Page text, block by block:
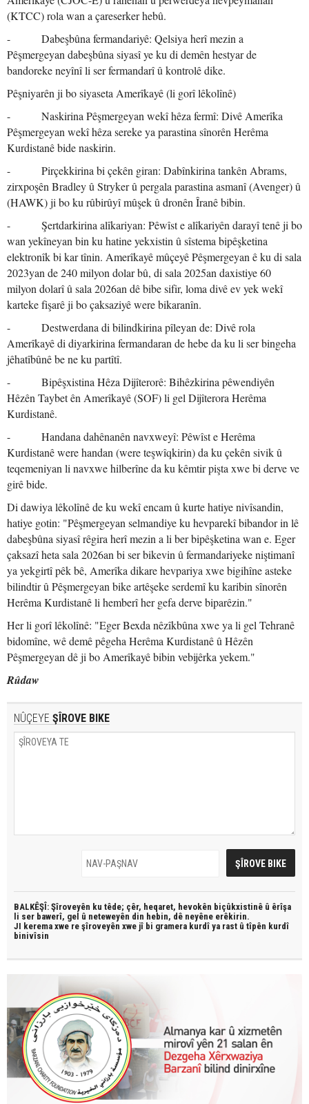
(KTCC) rola wan a çareserker hebû.
- Dabeşbûna fermandariyê: Qelsiya herî mezin a
Pêşmergeyan dabeşbûna siyasî ye ku di demên hestyar de
bandoreke neyînî li ser fermandarî û kontrolê dike.
Pêşniyarên ji bo siyaseta Amerîkayê (li gorî lêkolînê)
- Naskirina Pêşmergeyan wekî hêza fermî: Divê Amerîka
Pêşmergeyan wekî hêza sereke ya parastina sînorên Herêma
Kurdistanê bide naskirin.
- Pirçekkirina bi çekên giran: Dabînkirina tankên Abrams,
zirxpoşên Bradley û Stryker û pergala parastina asmanî (Avenger) û
(HAWK) ji bo ku rûbirûyî mûşek û dronên Îranê bibin.
- Şertdarkirina alîkariyan: Pêwîst e alîkariyên darayî tenê ji bo
wan yekîneyan bin ku hatine yekxistin û sîstema bipêşketina
elektronîk bi kar tînin. Amerîkayê mûçeyê Pêşmergeyan ê ku di sala
2023yan de 240 milyon dolar bû, di sala 2025an daxistiye 60
milyon dolarî û sala 2026an dê bibe sifir, loma divê ev yek wekî
karteke fişarê ji bo çaksaziyê were bikaranîn.
- Destwerdana di bilindkirina pîleyan de: Divê rola
Amerîkayê di diyarkirina fermandaran de hebe da ku li ser bingeha
jêhatîbûnê be ne ku partîtî.
- Bipêşxistina Hêza Dijîterorê: Bihêzkirina pêwendiyên
Hêzên Taybet ên Amerîkayê (SOF) li gel Dijîterora Herêma
Kurdistanê.
- Handana dahênanên navxweyî: Pêwîst e Herêma
Kurdistanê were handan (were teşwîqkirin) da ku çekên sivik û
teqemeniyan li navxwe hilberîne da ku kêmtir pişta xwe bi derve ve
girê bide.
Di dawiya lêkolînê de ku wekî encam û kurte hatiye nivîsandin,
hatiye gotin: "Pêşmergeyan selmandiye ku hevparekî bibandor in lê
dabeşbûna siyasî rêgira herî mezin a li ber bipêşketina wan e. Eger
çaksazî heta sala 2026an bi ser bikevin û fermandariyeke niştimanî
ya yekgirtî pêk bê, Amerîka dikare hevpariya xwe bigihîne asteke
bilindtir û Pêşmergeyan bike artêşeke serdemî ku karibin sînorên
Herêma Kurdistanê li hemberî her gefa derve biparêzin."
Her li gorî lêkolînê: "Eger Bexda nêzîkbûna xwe ya li gel Tehranê
bidomîne, wê demê pêgeha Herêma Kurdistanê û Hêzên
Pêşmergeyan dê ji bo Amerîkayê bibin vebijêrka yekem."
Rûdaw
NÛÇEYE ŞÎROVE BIKE
BALKÊŞÎ: Şîroveyên ku têde; çêr, heqaret, hevokên biçûkxistinê û êrîşa
li ser bawerî, gel û neteweyên din hebin, dê neyêne erêkirin.
JI kerema xwe re şîroveyên xwe jî bi gramera kurdî ya rast û tîpên kurdî
binivîsin